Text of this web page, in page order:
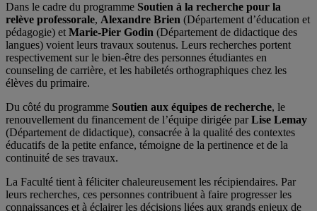
Dans le cadre du programme Soutien à la recherche pour la
relève professorale, Alexandre Brien (Département d’éducation et
pédagogie) et Marie-Pier Godin (Département de didactique des
langues) voient leurs travaux soutenus. Leurs recherches portent
respectivement sur le bien-être des personnes étudiantes en
counseling de carrière, et les habiletés orthographiques chez les
élèves du primaire.
Du côté du programme Soutien aux équipes de recherche, le
renouvellement du financement de l’équipe dirigée parLise Lemay
(Département de didactique), consacrée à la qualité des contextes
éducatifs de la petite enfance, témoigne de la pertinence et de la
continuité de ses travaux.
La Faculté tient à féliciter chaleureusement les récipiendaires. Par
leurs recherches, ces personnes contribuent à faire progresser les
connaissances et à éclairer les décisions liées aux grands enjeux de